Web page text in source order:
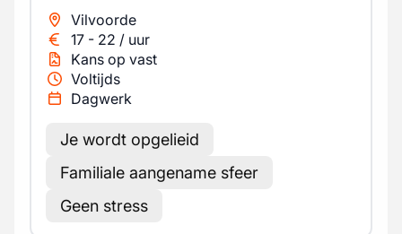
Vilvoorde
17 - 22 / uur
Kans op vast
Voltijds
Dagwerk
Je wordt opgelieid
Familiale aangename sfeer
Geen stress